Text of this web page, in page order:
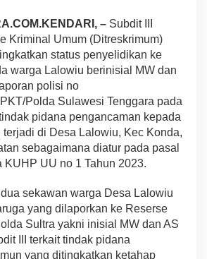
– Subdit III
Kriminal Umum (Ditreskrimum)
status penyelidikan ke
warga Lalowiu berinisial MW dan
polisi no
Polda Sulawesi Tenggara pada
pidana pengancaman kepada
di Desa Lalowiu, Kec Konda,
sebagaimana diatur pada pasal
KUHP UU no 1 Tahun 2023.
sekawan warga Desa Lalowiu
yang dilaporkan ke Reserse
Sultra yakni inisial MW dan AS
III terkait tindak pidana
yang ditingkatkan ketahap